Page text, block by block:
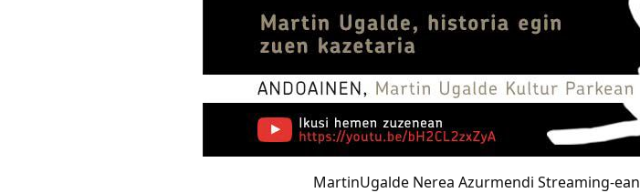
MartinUgalde Nerea Azurmendi Streaming-ean